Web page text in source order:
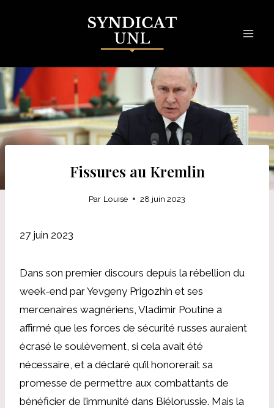
Fissures au Kremlin
Par Louise 28 juin 2023
27 juin 2023
Dans son premier discours depuis la rébellion du
week-end par Yevgeny Prigozhin et ses
mercenaires wagnériens, Vladimir Poutine a
affirmé que les forces de sécurité russes auraient
écrasé le soulèvement, si cela avait été
nécessaire, et a déclaré qu’il honorerait sa
promesse de permettre aux combattants de
bénéficier de l’immunité dans Biélorussie. Mais la